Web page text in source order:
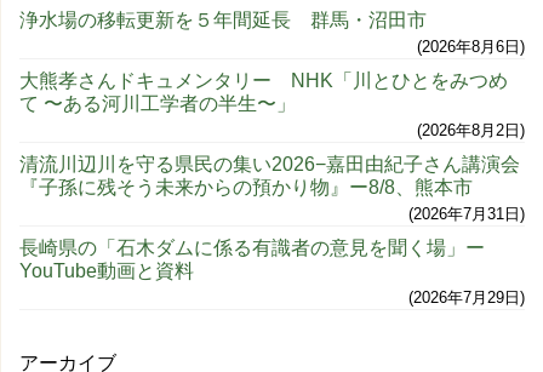
浄水場の移転更新を５年間延長 群馬・沼田市
2026年8月6日
大熊孝さんドキュメンタリー NHK「川とひとをみつめ
て 〜ある河川工学者の半生〜」
2026年8月2日
清流川辺川を守る県民の集い2026−嘉田由紀子さん講演会
『子孫に残そう未来からの預かり物』ー8/8、熊本市
2026年7月31日
長崎県の「石木ダムに係る有識者の意見を聞く場」ー
YouTube動画と資料
2026年7月29日
アーカイブ